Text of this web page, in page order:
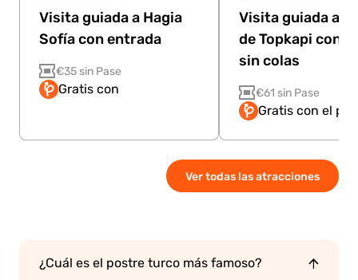
Visita guiada a Hagia
Sofía con entrada
€35 sin Pase
Gratis con
Visita guiada al
de Topkapi con
sin colas
€61 sin Pase
Gratis con el
Ver todas las atracciones
¿Cuál es el postre turco más famoso?